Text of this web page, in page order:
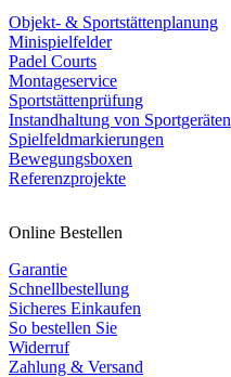
Objekt- & Sportstättenplanung
Minispielfelder
Padel Courts
Montageservice
Sportstättenprüfung
Instandhaltung von Sportgeräten
Spielfeldmarkierungen
Bewegungsboxen
Referenzprojekte
Online Bestellen
Garantie
Schnellbestellung
Sicheres Einkaufen
So bestellen Sie
Widerruf
Zahlung & Versand